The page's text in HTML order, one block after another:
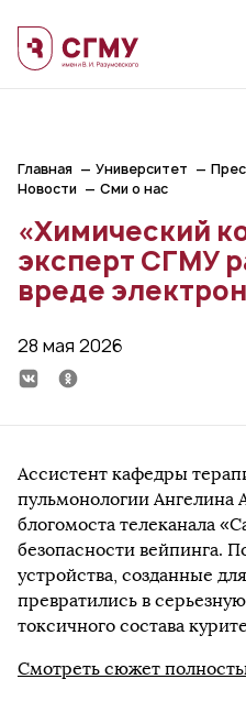
Главная Университет
Новости
Сми о нас
«Химический
эксперт СГМУ
вреде
28 мая 2026
Ассистент кафедры
пульмонологии Ангелина
блогомоста телеканала
безопасности вейпинга.
устройства, созданные
превратились в
токсичного состава
Смотреть сюжет полн